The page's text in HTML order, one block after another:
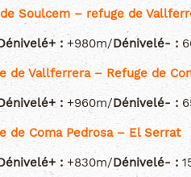
Soulcem – refuge de
: +980m/Dénivelé- :
de Vallferrera – Refuge de
:+960m/Dénivelé- :
de Coma Pedrosa – El Serrat
:+830m/Dénivelé- :